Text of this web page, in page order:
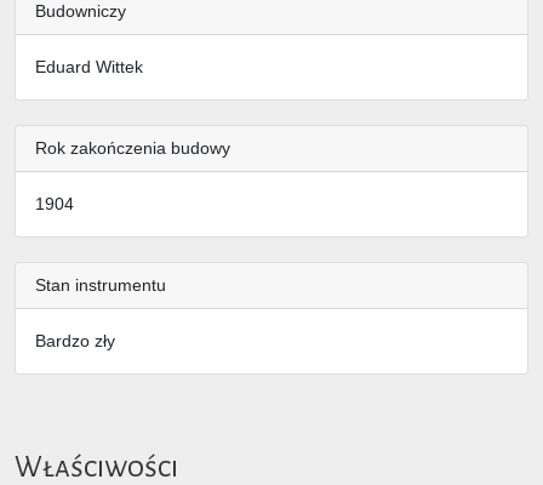
Budowniczy
Eduard Wittek
Rok zakończenia budowy
1904
Stan instrumentu
Bardzo zły
Właściwości